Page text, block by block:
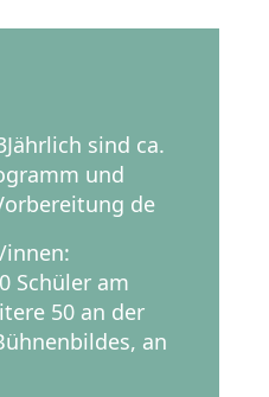
sind ca.
und
de
innen:
Schüler am
50 an der
an